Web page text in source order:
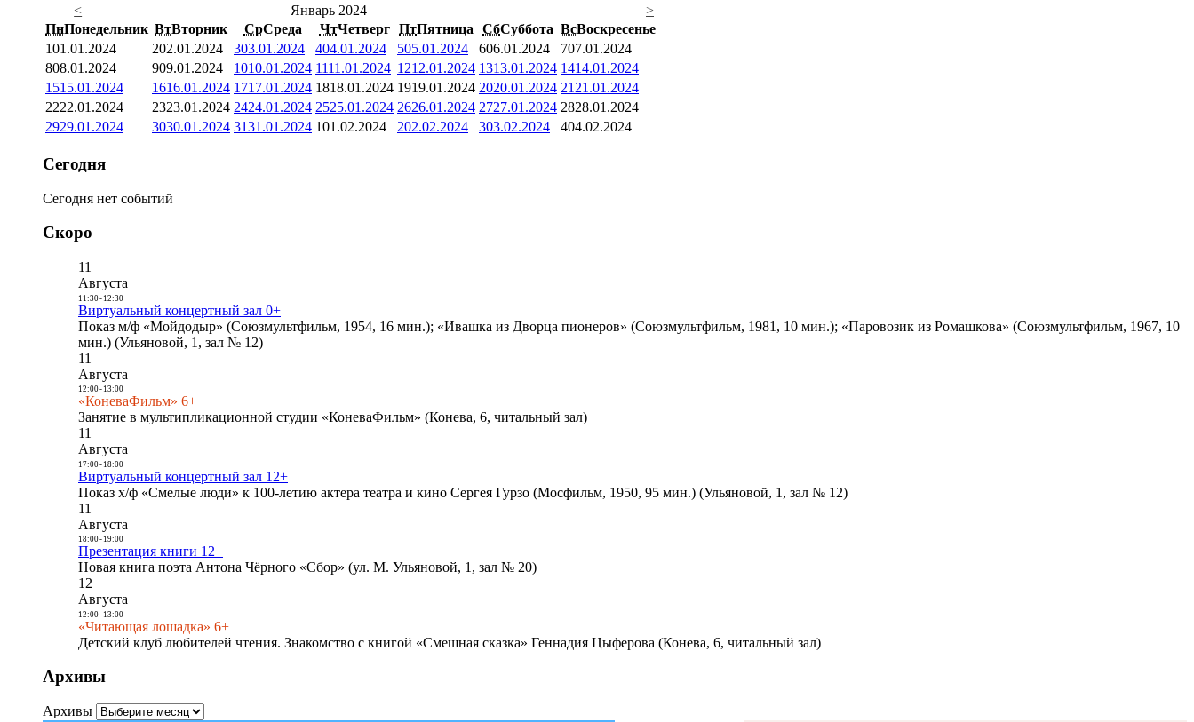
<
Январь 2024
>
ПнПонедельник ВтВторник СрСреда ЧтЧетверг ПтПятница СбСуббота ВсВоскресенье
101.01.2024 202.01.2024 303.01.2024 404.01.2024 505.01.2024 606.01.2024 707.01.2024
808.01.2024 909.01.2024 1010.01.2024 1111.01.2024 1212.01.2024 1313.01.2024 1414.01.2024
1515.01.2024 1616.01.2024 1717.01.2024 1818.01.2024 1919.01.2024 2020.01.2024 21 21.01.2024
2222.01.2024 2323.01.2024 2424.01.2024 2525.01.2024 2626.01.2024 2727.01.2024 2828.01.2024
2929.01.2024 3030.01.2024 3131.01.2024 101.02.2024 202.02.2024 303.02.2024 404.02.2024
Сегодня
Сегодня нет событий
Скоро
11
Августа
11:30- 12:30
Виртуальный концертный зал 0+
Показ м/ф «Мойдодыр» (Союзмультфильм, 1954, 16 мин.); «Ивашка из Дворца пионеров» (Союзмультфильм, 1981, 10 мин.); «Паровозик из Ромашкова» (Союзмультфильм, 1967, 10
мин.) (Ульяновой, 1, зал № 12)
11
Августа
12:00- 13:00
«КоневаФильм» 6+
Занятие в мультипликационной студии «КоневаФильм» (Конева, 6, читальный зал)
11
Августа
17:00- 18:00
Виртуальный концертный зал 12+
Показ х/ф «Смелые люди» к 100-летию актера театра и кино Сергея Гурзо (Мосфильм, 1950, 95 мин.) (Ульяновой, 1, зал № 12)
11
Августа
18:00- 19:00
Презентация книги 12+
Новая книга поэта Антона Чёрного «Сбор» (ул. М. Ульяновой, 1, зал № 20)
12
Августа
12:00- 13:00
«Читающая лошадка» 6+
Детский клуб любителей чтения. Знакомство с книгой «Смешная сказка» Геннадия Цыферова (Конева, 6, читальный зал)
Архивы
Архивы